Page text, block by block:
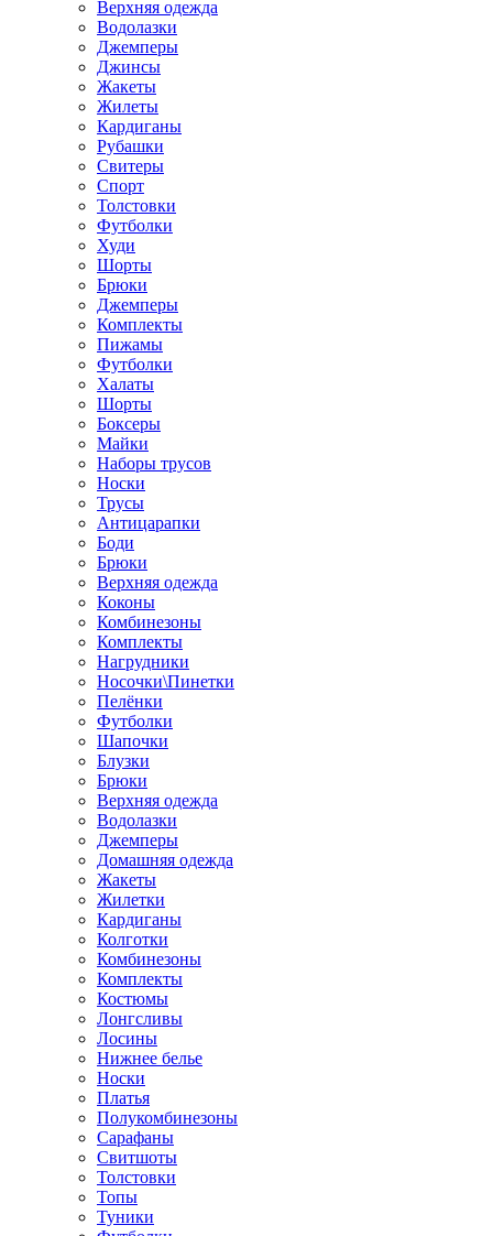
Верхняя одежда
Водолазки
Джемперы
Джинсы
Жакеты
Жилеты
Кардиганы
Рубашки
Свитеры
Спорт
Толстовки
Футболки
Худи
Шорты
Брюки
Джемперы
Комплекты
Пижамы
Футболки
Халаты
Шорты
Боксеры
Майки
Наборы трусов
Носки
Трусы
Антицарапки
Боди
Брюки
Верхняя одежда
Коконы
Комбинезоны
Комплекты
Нагрудники
Носочки\Пинетки
Пелёнки
Футболки
Шапочки
Блузки
Брюки
Верхняя одежда
Водолазки
Джемперы
Домашняя одежда
Жакеты
Жилетки
Кардиганы
Колготки
Комбинезоны
Комплекты
Костюмы
Лонгсливы
Лосины
Нижнее белье
Носки
Платья
Полукомбинезоны
Сарафаны
Свитшоты
Толстовки
Топы
Туники